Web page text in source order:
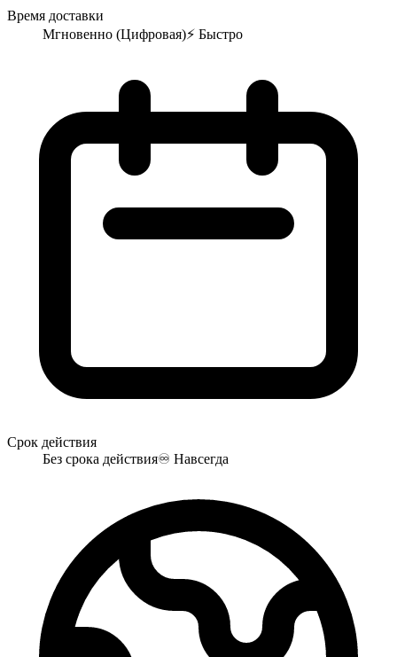
Время доставки
Мгновенно (Цифровая)⚡ Быстро
Срок действия
Без срока действия♾️ Навсегда